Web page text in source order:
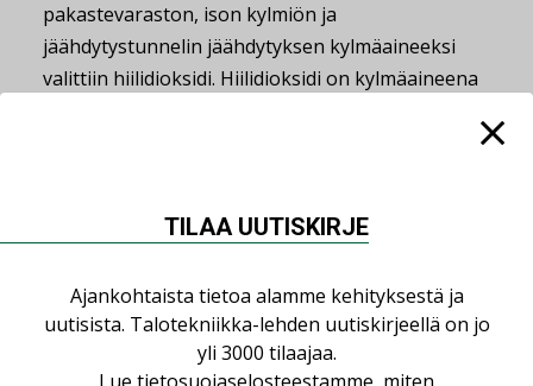
pakastevaraston, ison kylmiön ja
jäähdytystunnelin jäähdytyksen kylmäaineeksi
valittiin hiilidioksidi. Hiilidioksidi on kylmäaineena
– 3 Kaverin jäätelötehdas oli kuutisen vuotta
valitessaan hiilidioksidin. Hiilidioksidin etuna on
sen GWP-arvo (Global Warming Potential), joka
on vain 1, verrattuna esimerkiksi R-404A:n
TILAA UUTISKIRJE
Ajankohtaista tietoa alamme kehityksestä ja
uutisista. Talotekniikka-lehden uutiskirjeellä on jo
yli 3000 tilaajaa.
Lue tietosuojaselosteestamme , miten